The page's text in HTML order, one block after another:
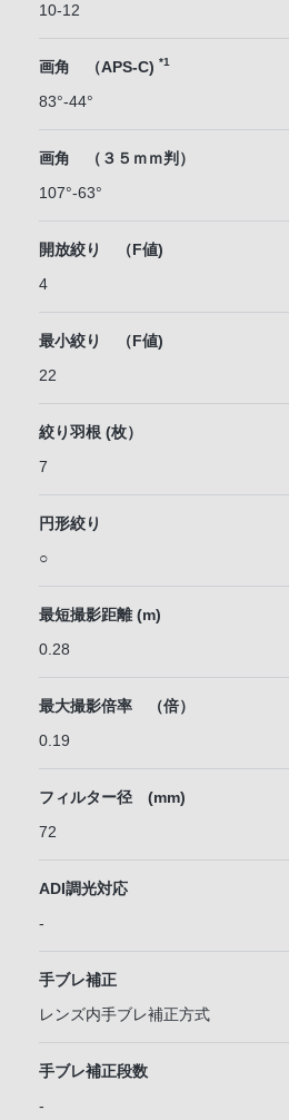
10-12
画角 （APS-C) *1
83°-44°
画角 （３５ｍｍ判）
107°-63°
開放絞り （F値)
4
最小絞り （F値)
22
絞り羽根 (枚）
7
円形絞り
○
最短撮影距離 (m)
0.28
最大撮影倍率 （倍）
0.19
フィルター径 (mm)
72
ADI調光対応
-
手ブレ補正
レンズ内手ブレ補正方式
手ブレ補正段数
-